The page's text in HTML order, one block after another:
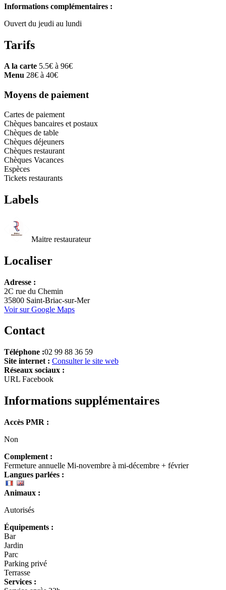
Informations complémentaires :
Ouvert du jeudi au lundi
Tarifs
A la carte 5.5€ à 96€
Menu 28€ à 40€
Moyens de paiement
Cartes de paiement
Chèques bancaires et postaux
Chèques de table
Chèques déjeuners
Chèques restaurant
Chèques Vacances
Espèces
Tickets restaurants
Labels
Maitre restaurateur
Localiser
+
−
Adresse :
2C rue du Chemin
35800 Saint-Briac-sur-Mer
Voir sur Google Maps
Contact
Téléphone :02 99 88 36 59
Site internet : Consulter le site web
Réseaux sociaux :
URL Facebook
Informations supplémentaires
Accès PMR :
Non
Complement :
Fermeture annuelle Mi-novembre à mi-décembre + février
Langues parlées :
Animaux :
Autorisés
Équipements :
Bar
Jardin
Parc
Parking privé
Terrasse
Services :